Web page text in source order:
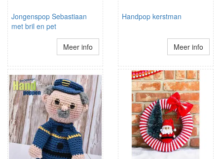
Jongenspop Sebastiaan
met bril en pet
Meer info
Handpop kerstman
Meer info